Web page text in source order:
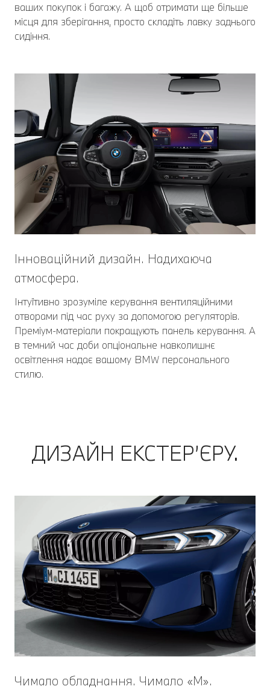
ваших покупок і багажу. А щоб отримати ще більше
місця для зберігання, просто складіть лавку заднього
сидіння.
Інноваційний дизайн. Надихаюча
атмосфера.
Інтуїтивно зрозуміле керування вентиляційними
отворами під час руху за допомогою регуляторів.
Преміум-матеріали покращують панель керування. А
в темний час доби опціональне навколишнє
освітлення надає вашому BMW персонального
стилю.
ДИЗАЙН ЕКСТЕР’ЄРУ.
Чимало обладнання. Чимало «M».